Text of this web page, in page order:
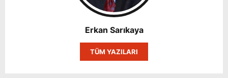
Erkan Sarıkaya
TÜM YAZILARI